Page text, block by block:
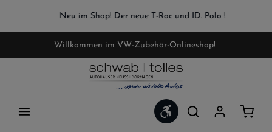
Zum Hauptinhalt springen
Neu im Shop! Der neue T-Roc und ID. Polo !
Willkommen im VW-Zubehör-Onlineshop!
Werkzeugleiste anzeigen